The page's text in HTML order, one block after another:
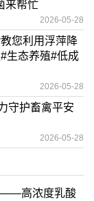
来帮忙
2026-05-28
您利用浮萍降
生态养殖#低成
2026-05-28
守护畜禽平安
2026-05-28
——高浓度乳酸